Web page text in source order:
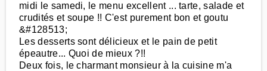
midi le samedi, le menu excellent ... tarte, salade et
crudités et soupe !! C'est purement bon et goutu
&#128513;
Les desserts sont délicieux et le pain de petit
épeautre... Quoi de mieux ?!!
Deux fois, le charmant monsieur à la cuisine m'a